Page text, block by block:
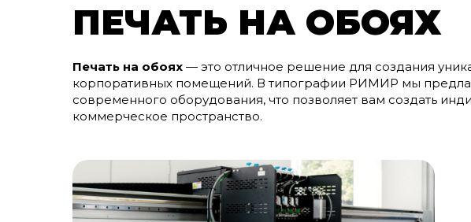
ПЕЧАТЬ НА ОБОЯХ
Печать на обоях — это отличное решение для создания
корпоративных помещений. В типографии РИМИР мы
современного оборудования, что позволяет вам создать
коммерческое пространство.